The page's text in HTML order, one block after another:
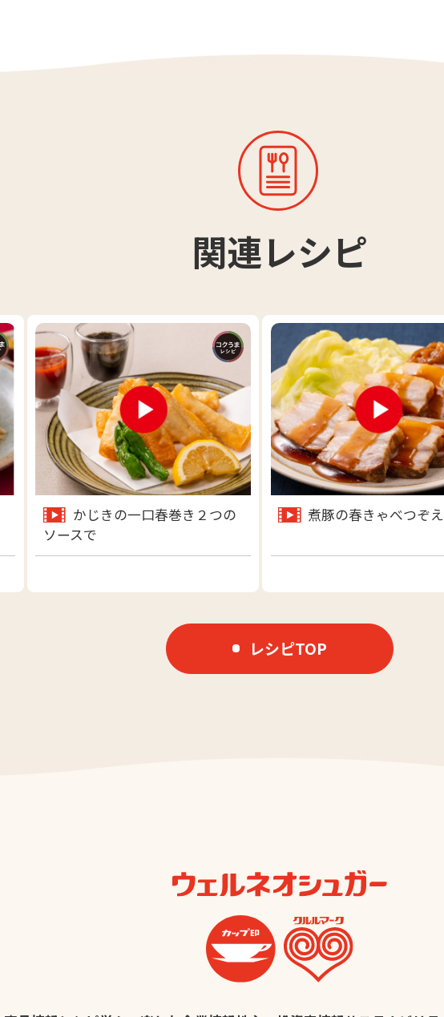
関連レシピ
かじきの一口春巻き２つの
ソースで
煮豚の春きゃべつぞえ
レシピTOP